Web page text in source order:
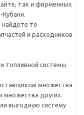
так и фирменных
Кубани.
найдете то
и расходников
топливной системы
множества
множества других.
выгодную систему